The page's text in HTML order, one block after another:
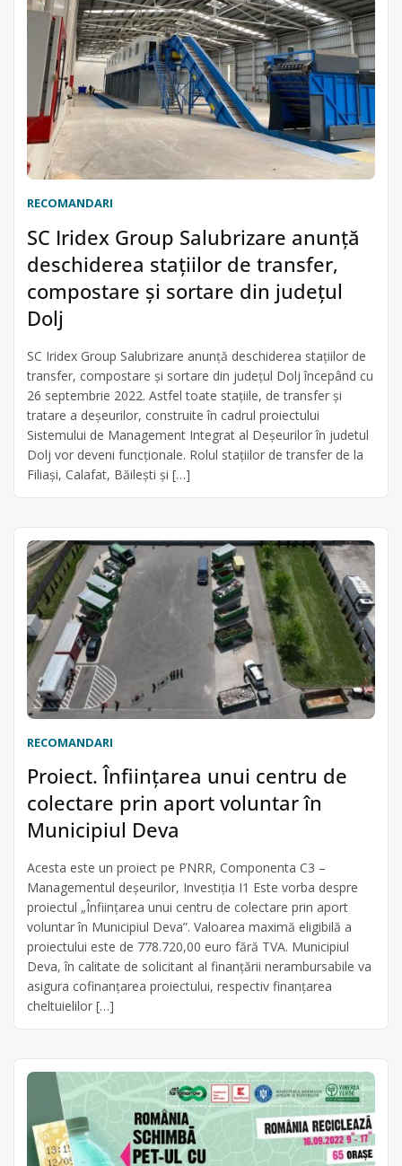
RECOMANDARI
SC Iridex Group Salubrizare anunță
deschiderea stațiilor de transfer,
compostare și sortare din județul
Dolj
SC Iridex Group Salubrizare anunță deschiderea stațiilor de
transfer, compostare și sortare din județul Dolj începând cu
26 septembrie 2022. Astfel toate stațiile, de transfer și
tratare a deșeurilor, construite în cadrul proiectului
Sistemului de Management Integrat al Deșeurilor în judetul
Dolj vor deveni funcționale. Rolul stațiilor de transfer de la
Filiași, Calafat, Băilești și […]
RECOMANDARI
Proiect. Înfiinţarea unui centru de
colectare prin aport voluntar în
Municipiul Deva
Acesta este un proiect pe PNRR, Componenta C3 –
Managementul deşeurilor, Investiţia I1 Este vorba despre
proiectul „Înfiinţarea unui centru de colectare prin aport
voluntar în Municipiul Deva”. Valoarea maximă eligibilă a
proiectului este de 778.720,00 euro fără TVA. Municipiul
Deva, în calitate de solicitant al finanțării nerambursabile va
asigura cofinanțarea proiectului, respectiv finanțarea
cheltuielilor […]